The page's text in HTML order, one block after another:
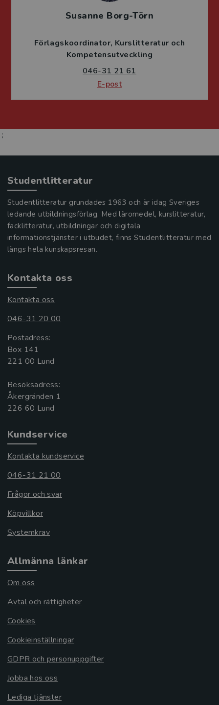
Susanne Borg-Törn
Förlagskoordinator Kurslitteratur och
Kompetensutveckling
046-31 21 61
E-post
;
Studentlitteratur
Studentlitteratur grundades 1963 och är idag Sveriges
ledande utbildningsförlag. Med läromedel, kurslitteratur,
facklitteratur, utbildningar och digitala
informationstjänster i utbudet, finns Studentlitteratur med
längs hela kunskapsresan.
Kontakta oss
Kontakta oss
046-31 20 00
Postadress:
Box 141
221 00 Lund
Besöksadress:
Åkergränden 1
Kundservice
Kontakta kundservice
046-31 21 00
Frågor och svar
Köpvillkor
Systemkrav
Allmänna länkar
Om oss
Avtal och rättigheter
Cookies
Cookieinställningar
GDPR och personuppgifter
Jobba hos oss
Lediga tjänster